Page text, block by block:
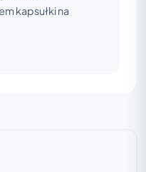
kapsułki na